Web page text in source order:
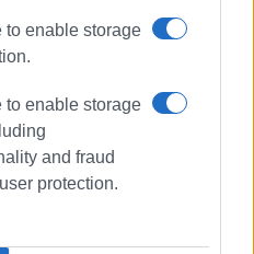
to enable storage
to enable storage
and fraud
protection.